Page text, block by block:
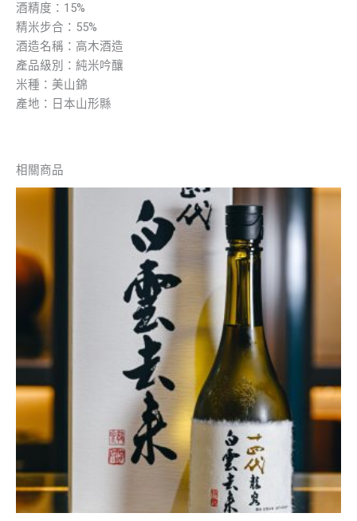
酒精度：15%
精米步合：55%
酒造名稱：高木酒造
產品級別：純米吟釀
米種：美山錦
產地：日本山形縣
相關商品